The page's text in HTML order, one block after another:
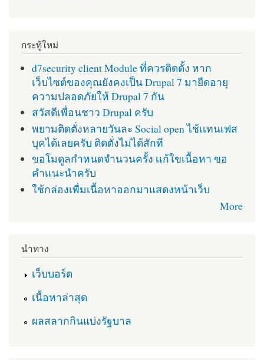
กระทู้ใหม่
d7security client Module ที่ควรติดตั้ง หาก
เว็บไซต์ของคุณยังคงเป็น Drupal 7 มายืดอายุ
ความปลอดภัยให้ Drupal 7 กัน
สวัสดีเพื่อนชาว Drupal ครับ
พยามติดตั่งหลายวันละ Social open ไช้เเทนเฟส
บุคได้เลยครับ ติดตั่งไม่ได้สักที
ขอโมดูลกำหนดจำนวนครั้ง เเก้ใขเนื้อหา ขอ
คำเเนะนำครับ
ใช้กล่องเพื่มเนื้อหาออกมาแสดงหน้าเว็บ
More
นำทาง
เว็บบอร์ด
เนื้อหาล่าสุด
ผลสลากกินแบ่งรัฐบาล